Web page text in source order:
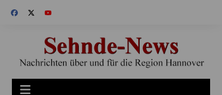
Inhalt